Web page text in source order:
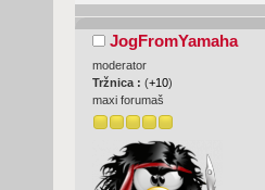
JogFromYamaha
moderator
Tržnica : (+10)
maxi forumaš